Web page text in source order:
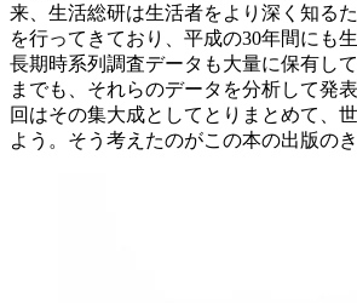
来、生活総研は生活者をより深く知る
を行ってきており、平成の30年間にも
長期時系列調査データも大量に保有し
までも、それらのデータを分析して発
回はその集大成としてとりまとめて、
よう。そう考えたのがこの本の出版の